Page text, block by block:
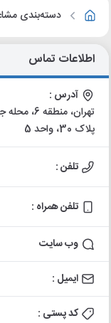
دسته‌بندی
اطلاعات تماس
آدرس :
تهران،
پلاک 30، واحد 5
تلفن :
تلفن همراه :
وب سایت
ایمیل :
کد پستی :